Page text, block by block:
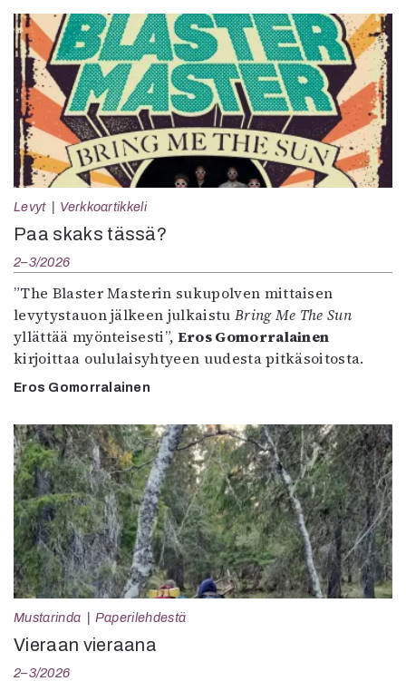
Levyt Verkkoartikkeli
Paa skaks tässä?
2–3/2026
”The Blaster Masterin sukupolven mittaisen
levytystauon jälkeen julkaistu Bring Me The Sun
yllättää myönteisesti”, Eros Gomorralainen
kirjoittaa oululaisyhtyeen uudesta pitkäsoitosta.
Eros Gomorralainen
Mustarinda Paperilehdestä
Vieraan vieraana
2–3/2026